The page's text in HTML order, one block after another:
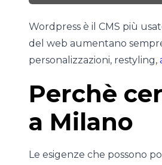
Wordpress è il CMS più
del web aumentano
personalizzazioni, restyling,
Perchè
a Milano
Le esigenze che possono